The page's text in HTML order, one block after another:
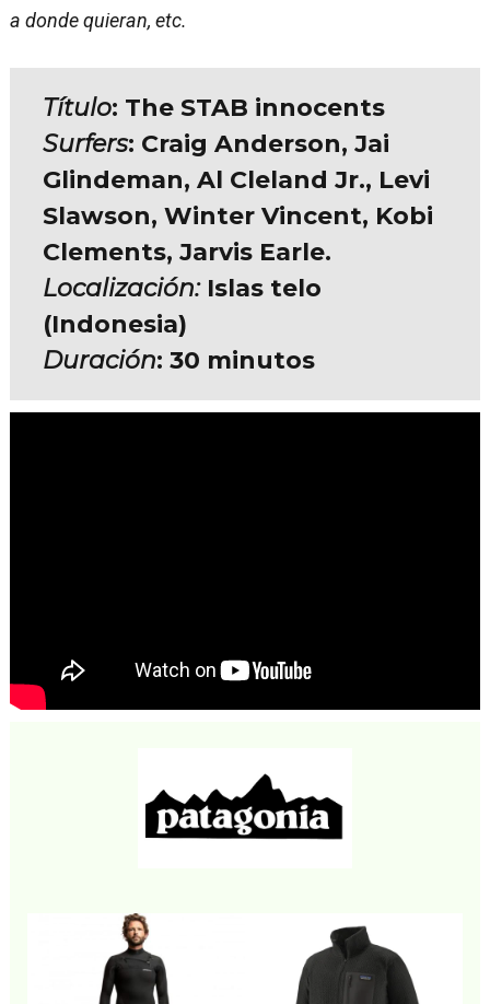
a donde quieran, etc.
Título: The STAB innocents
Surfers: Craig Anderson, Jai
Glindeman, Al Cleland Jr., Levi
Slawson, Winter Vincent, Kobi
Clements, Jarvis Earle.
Localización:Islas telo
(Indonesia)
Duración: 30 minutos